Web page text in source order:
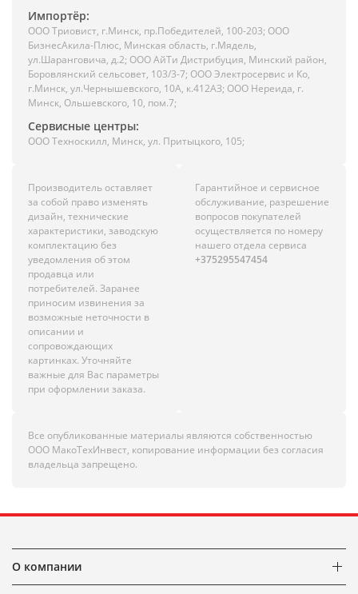
Импортёр:
ООО Триовист, г.Минск, пр.Победителей, 100-203; ООО
БизнесАкила-Плюс, Минская область, г.Мядель,
ул.Шаранговича, д.2; ООО АйТи Дистрибуция, Минский район,
Боровлянский сельсовет, 103/3-7; ООО Электросервис и Ко,
г.Минск, ул.Чернышевского, 10А, к.412АЗ; ООО Нереида, г.
Минск, Ольшевского, 10, пом.7;
Сервисные центры:
ООО Техноскилл, Минск, ул. Притыцкого, 105;
Производитель оставляет
за собой право изменять
дизайн, технические
характеристики, заводскую
комплектацию без
уведомления об этом
продавца или
потребителей. Заранее
приносим извинения за
возможные неточности в
описании и
сопровождающих
картинках. Уточняйте
важные для Вас параметры
при оформлении заказа.
Гарантийное и сервисное
обслуживание, разрешение
вопросов покупателей
осуществляется по номеру
нашего отдела сервиса
+375295547454
Все опубликованные материалы являются собственностью
ООО МакоТехИнвест, копирование информации без согласия
владельца запрещено.
О компании